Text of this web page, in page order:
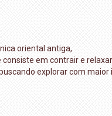
oriental antiga,
em contrair e relaxar
explorar com maior